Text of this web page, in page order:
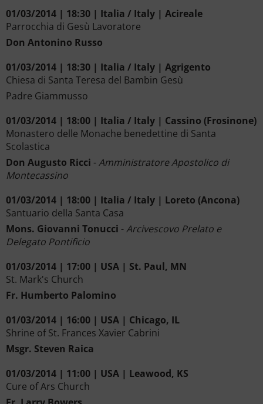
01/03/2014 | 18:30 | Italia / Italy | Acireale
Parrocchia di Gesù Lavoratore
Don Antonino Russo
01/03/2014 | 18:30 | Italia / Italy | Agrigento
Chiesa di Santa Teresa del Bambin Gesù
Padre Giammusso
01/03/2014 | 18:00 | Italia / Italy | Cassino (Frosinone)
Monastero delle Monache benedettine di Santa
Scolastica
Don Augusto Ricci -Amministratore Apostolico di
Montecassino
01/03/2014 | 18:00 | Italia / Italy | Loreto (Ancona)
Santuario della Santa Casa
Mons. Giovanni Tonucci -Arcivescovo Prelato e
Delegato Pontificio
01/03/2014 | 17:00 | USA | St. Paul, MN
St. Mark's Church
Fr. Humberto Palomino
01/03/2014 | 16:00 | USA | Chicago, IL
Shrine of St. Frances Xavier Cabrini
Msgr. Steven Raica
01/03/2014 | 11:00 | USA | Leawood, KS
Cure of Ars Church